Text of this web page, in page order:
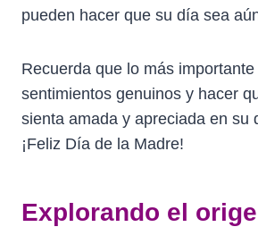
pueden hacer que su día sea
Recuerda que lo más
sentimientos genuinos y hacer
sienta amada y apreciada en su
¡Feliz Día de la Madre!
Explorando el